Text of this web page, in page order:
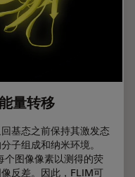
量转移
基态之前保持其激发态
子组成和纳米环境。
个图像像素以测得的荧
反差。因此，FLIM可